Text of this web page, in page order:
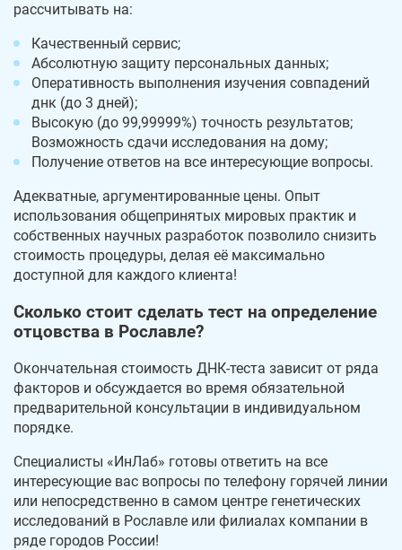
рассчитывать на:
Качественный сервис;
Абсолютную защиту персональных данных;
Оперативность выполнения изучения совпадений
днк (до 3 дней);
Высокую (до 99,99999%) точность результатов;
Возможность сдачи исследования на дому;
Получение ответов на все интересующие вопросы.
Адекватные, аргументированные цены. Опыт
использования общепринятых мировых практик и
собственных научных разработок позволило снизить
стоимость процедуры, делая её максимально
доступной для каждого клиента!
Сколько стоит сделать тест на определение
отцовства в Рославле?
Окончательная стоимость ДНК-теста зависит от ряда
факторов и обсуждается во время обязательной
предварительной консультации в индивидуальном
порядке.
Специалисты «ИнЛаб» готовы ответить на все
интересующие вас вопросы по телефону горячей линии
или непосредственно в самом центре генетических
исследований в Рославле или филиалах компании в
ряде городов России!